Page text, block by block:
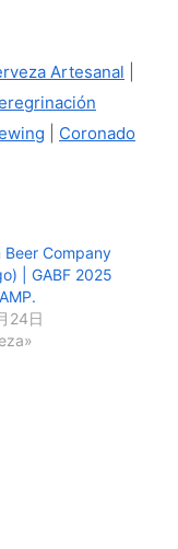
Artesanal
Coronado
Beer Company
| GABF 2025
24日